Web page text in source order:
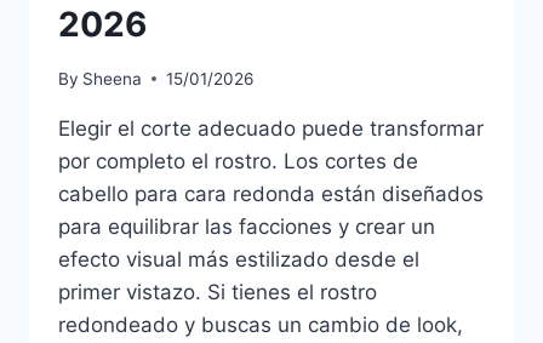
2026
By Sheena 15/01/2026
Elegir el corte adecuado puede transformar
por completo el rostro. Los cortes de
cabello para cara redonda están diseñados
para equilibrar las facciones y crear un
efecto visual más estilizado desde el
primer vistazo. Si tienes el rostro
redondeado y buscas un cambio de look,